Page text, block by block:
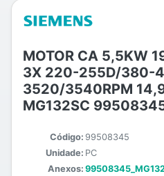
MOTOR CA 5,5KW
3X 220-255D/380-
3520/3540RPM
MG132SC
Código: 99508345
Unidade: PC
Anexos: